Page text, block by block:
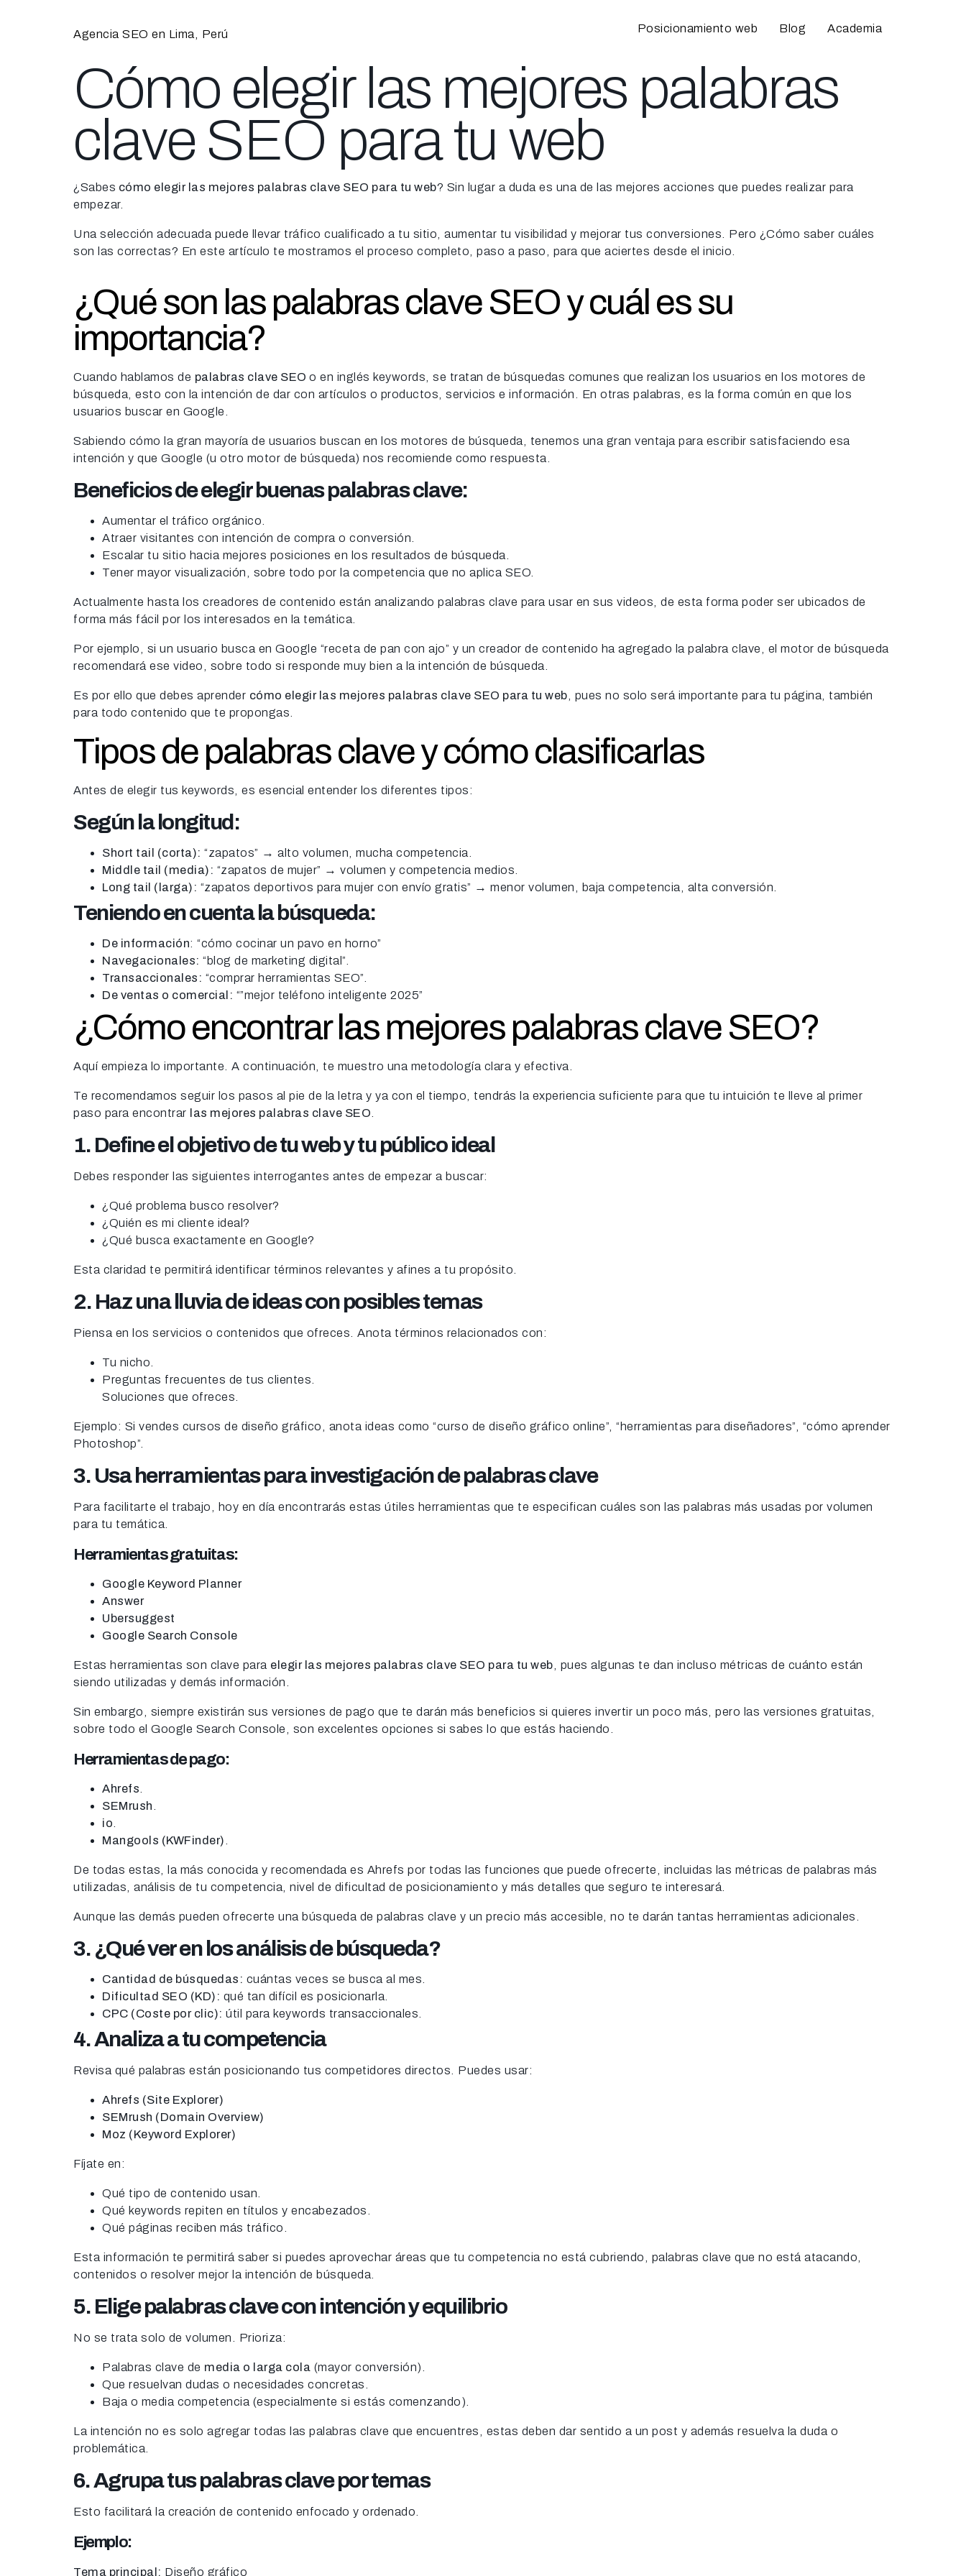
Agencia SEO en Lima, Perú Posicionamiento web Blog Academia
Cómo elegir las mejores palabras
clave SEO para tu web
¿Sabes cómo elegir las mejores palabras clave SEO para tu web? Sin lugar a duda es una de las mejores acciones que puedes realizar para
empezar.
Una selección adecuada puede llevar tráfico cualificado a tu sitio, aumentar tu visibilidad y mejorar tus conversiones. Pero ¿Cómo saber cuáles
son las correctas? En este artículo te mostramos el proceso completo, paso a paso, para que aciertes desde el inicio.
¿Qué son las palabras clave SEO y cuál es su
importancia?
Cuando hablamos de palabras clave SEO o en inglés keywords, se tratan de búsquedas comunes que realizan los usuarios en los motores de
búsqueda, esto con la intención de dar con artículos o productos, servicios e información. En otras palabras, es la forma común en que los
usuarios buscar en Google.
Sabiendo cómo la gran mayoría de usuarios buscan en los motores de búsqueda, tenemos una gran ventaja para escribir satisfaciendo esa
intención y que Google (u otro motor de búsqueda) nos recomiende como respuesta.
Beneficios de elegir buenas palabras clave:
Aumentar el tráfico orgánico.
Atraer visitantes con intención de compra o conversión.
Escalar tu sitio hacia mejores posiciones en los resultados de búsqueda.
Tener mayor visualización, sobre todo por la competencia que no aplica SEO.
Actualmente hasta los creadores de contenido están analizando palabras clave para usar en sus videos, de esta forma poder ser ubicados de
forma más fácil por los interesados en la temática.
Por ejemplo, si un usuario busca en Google “receta de pan con ajo” y un creador de contenido ha agregado la palabra clave, el motor de búsqueda
recomendará ese video, sobre todo si responde muy bien a la intención de búsqueda.
Es por ello que debes aprender cómo elegir las mejores palabras clave SEO para tu web , pues no solo será importante para tu página, también
para todo contenido que te propongas.
Tipos de palabras clave y cómo clasificarlas
Antes de elegir tus keywords, es esencial entender los diferentes tipos:
Según la longitud:
Short tail (corta): “zapatos” → alto volumen, mucha competencia.
Middle tail (media): “zapatos de mujer” → volumen y competencia medios.
Long tail (larga): “zapatos deportivos para mujer con envío gratis” → menor volumen, baja competencia, alta conversión.
Teniendo en cuenta la búsqueda:
De información: “cómo cocinar un pavo en horno”
Navegacionales: “blog de marketing digital”.
Transaccionales: “comprar herramientas SEO”.
De ventas o comercial: “”mejor teléfono inteligente 2025”
¿Cómo encontrar las mejores palabras clave SEO?
Aquí empieza lo importante. A continuación, te muestro una metodología clara y efectiva.
Te recomendamos seguir los pasos al pie de la letra y ya con el tiempo, tendrás la experiencia suficiente para que tu intuición te lleve al primer
paso para encontrar
las mejores palabras clave SEO
1. Define el objetivo de tu web y tu público ideal
Debes responder las siguientes interrogantes antes de empezar a buscar:
¿Qué problema busco resolver?
¿Quién es mi cliente ideal?
¿Qué busca exactamente en Google?
Esta claridad te permitirá identificar términos relevantes y afines a tu propósito.
2. Haz una lluvia de ideas con posibles temas
Piensa en los servicios o contenidos que ofreces. Anota términos relacionados con:
Tu nicho.
Preguntas frecuentes de tus clientes.
Soluciones que ofreces.
Ejemplo: Si vendes cursos de diseño gráfico, anota ideas como “curso de diseño gráfico online”, “herramientas para diseñadores”, “cómo aprender
Photoshop”.
3. Usa herramientas para investigación de palabras clave
Para facilitarte el trabajo, hoy en día encontrarás estas útiles herramientas que te especifican cuáles son las palabras más usadas por volumen
para tu temática.
Herramientas gratuitas:
Google Keyword Planner
Answer
Ubersuggest
Google Search Console
Estas herramientas son clave para elegir las mejores palabras clave SEO para tu web , pues algunas te dan incluso métricas de cuánto están
siendo utilizadas y demás información.
Sin embargo, siempre existirán sus versiones de pago que te darán más beneficios si quieres invertir un poco más, pero las versiones gratuitas,
sobre todo el Google Search Console, son excelentes opciones si sabes lo que estás haciendo.
Herramientas de pago:
Ahrefs
SEMrush
io
Mangools (KWFinder)
De todas estas, la más conocida y recomendada es Ahrefs por todas las funciones que puede ofrecerte, incluidas las métricas de palabras más
utilizadas, análisis de tu competencia, nivel de dificultad de posicionamiento y más detalles que seguro te interesará.
Aunque las demás pueden ofrecerte una búsqueda de palabras clave y un precio más accesible, no te darán tantas herramientas adicionales.
3. ¿Qué ver en los análisis de búsqueda?
Cantidad de búsquedas: cuántas veces se busca al mes.
Dificultad SEO (KD): qué tan difícil es posicionarla.
CPC (Coste por clic): útil para keywords transaccionales.
4. Analiza a tu competencia
Revisa qué palabras están posicionando tus competidores directos. Puedes usar:
Ahrefs (Site Explorer)
SEMrush (Domain Overview)
Moz (Keyword Explorer)
Fíjate en:
Qué tipo de contenido usan.
Qué keywords repiten en títulos y encabezados.
Qué páginas reciben más tráfico.
Esta información te permitirá saber si puedes aprovechar áreas que tu competencia no está cubriendo, palabras clave que no está atacando,
contenidos o resolver mejor la intención de búsqueda.
5. Elige palabras clave con intención y equilibrio
No se trata solo de volumen. Prioriza:
Palabras clave de media o larga cola (mayor conversión).
Que resuelvan dudas o necesidades concretas.
Baja o media competencia (especialmente si estás comenzando).
La intención no es solo agregar todas las palabras clave que encuentres, estas deben dar sentido a un post y además resuelva la duda o
problemática.
6. Agrupa tus palabras clave por temas
Esto facilitará la creación de contenido enfocado y ordenado.
Ejemplo:
Tema principal: Diseño gráfico